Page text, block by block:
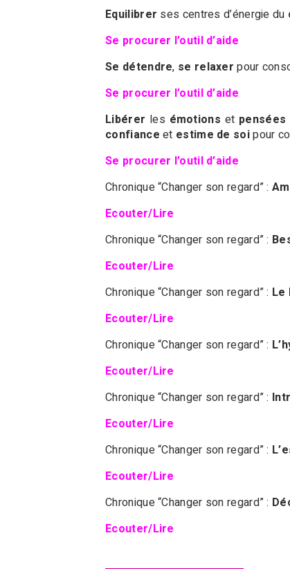
Equilibrer ses centres d’énergie du
Se procurer l’outil d’aide
Se détendre, se relaxer pour
Se procurer l’outil d’aide
Libérer les émotions et
confiance et estime de soipour
Se procurer l’outil d’aide
Chronique “Changer son regard” :
Ecouter/Lire
Chronique “Changer son regard” :
Ecouter/Lire
Chronique “Changer son regard” : Le
Ecouter/Lire
Chronique “Changer son regard” :
Ecouter/Lire
Chronique “Changer son regard” :
Ecouter/Lire
Chronique “Changer son regard” :
Ecouter/Lire
Chronique “Changer son regard” :
Ecouter/Lire